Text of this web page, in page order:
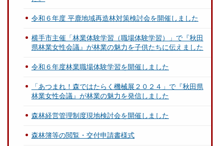
令和６年度 平鹿地域再造林対策検討会を開催しました
横手市主催「林業体験学習（職場体験学習）」で『秋田
県林業女性会議』が林業の魅力を子供たちに伝えました
令和６年度林業職場体験学習を開催しました
「あつまれ！森ではたらく機械展２０２４」で『秋田県
林業女性会議』が林業の魅力を発信しました
森林経営管理制度現地検討会を開催しました
森林簿等の閲覧・交付申請書様式